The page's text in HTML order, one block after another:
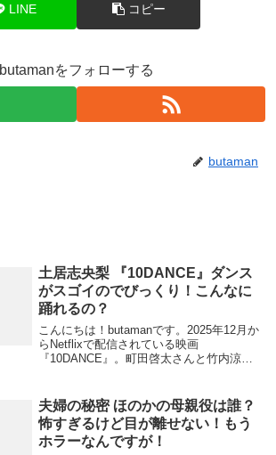
LINE コピー
butamanをフォローする
butaman
土居志央梨 『10DANCE』ダンス
がスゴイのでびっくり！こんなに
踊れるの？
こんにちは！butamanです。2025年12月か
らNetflixで配信されている映画
『10DANCE』。町田啓太さんと竹内涼真
すが脇を支える女性陣のダンスも これ...
夫婦の秘密 ほのかの母親役は誰？
怖すぎるけど目が離せない！もう
ホラーなんですが！